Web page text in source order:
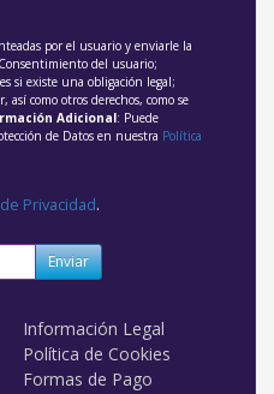
por el usuario y enviarle la
del usuario;
si existe una obligación legal;
así como otros derechos, como se
Adicional: Puede
de Datos en nuestra Política
Privacidad.
Enviar
Información Legal
Política de Cookies
Formas de Pago